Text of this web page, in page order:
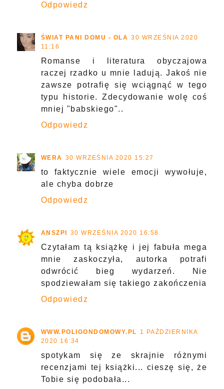
Odpowiedz
ŚWIAT PANI DOMU - OLA 30 WRZEŚNIA 2020
11:16
Romanse i literatura obyczajowa
raczej rzadko u mnie ladują. Jakoś nie
zawsze potrafię się wciągnąć w tego
typu historie. Zdecydowanie wolę coś
mniej "babskiego"..
Odpowiedz
WERA 30 WRZEŚNIA 2020 15:27
to faktycznie wiele emocji wywołuje,
ale chyba dobrze
Odpowiedz
ANSZPI 30 WRZEŚNIA 2020 16:58
Czytałam tą książkę i jej fabuła mega
mnie zaskoczyła, autorka potrafi
odwrócić bieg wydarzeń. Nie
spodziewałam się takiego zakończenia
Odpowiedz
WWW.POLIGONDOMOWY.PL
1 PAŹDZIERNIKA
2020 16:34
spotykam się ze skrajnie różnymi
recenzjami tej książki... cieszę się, że
Tobie się podobała...